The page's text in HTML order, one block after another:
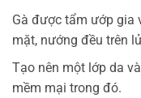
Gà được tẩm ướp gia
mặt, nướng đều trên
Tạo nên một lớp da
mềm mại trong đó.